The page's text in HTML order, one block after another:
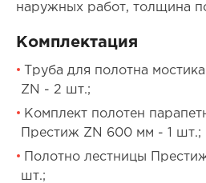
наружных работ, толщина
Комплектация
Труба для полотна
ZN - 2 шт.;
Комплект полотен
Престиж ZN 600 мм - 1 шт.;
Полотно лестницы
шт.;